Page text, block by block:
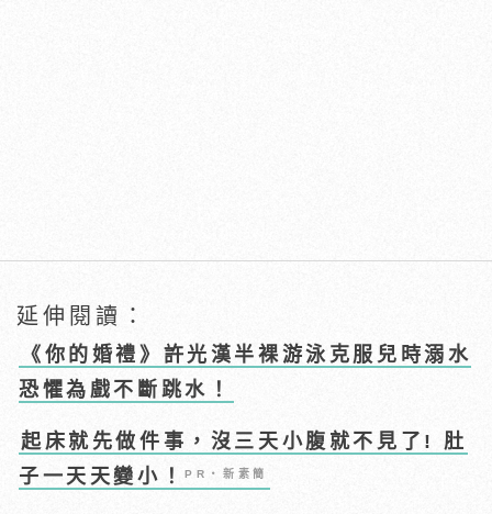
延伸閱讀：
《你的婚禮》許光漢半裸游泳克服兒時溺水
恐懼為戲不斷跳水！
起床就先做件事，沒三天小腹就不見了! 肚
子一天天變小！PR・新素簡